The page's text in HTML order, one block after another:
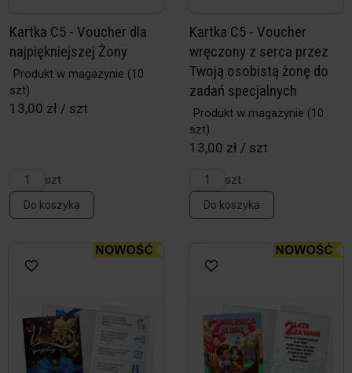
Kartka C5 - Voucher dla
najpiękniejszej Żony
Produkt w magazynie (10
szt)
13,00 zł / szt
szt
Do koszyka
Kartka C5 - Voucher
wręczony z serca przez
Twoją osobistą żonę do
zadań specjalnych
Produkt w magazynie (10
szt)
13,00 zł / szt
szt
Do koszyka